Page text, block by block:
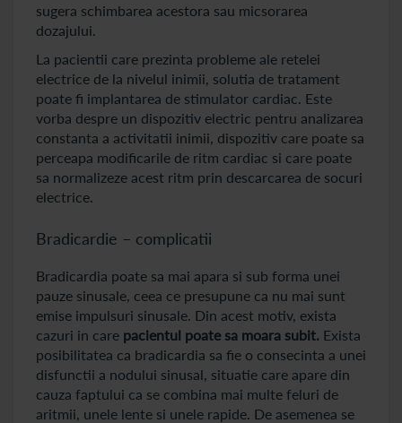
sugera schimbarea acestora sau micsorarea
dozajului.
La pacientii care prezinta probleme ale retelei
electrice de la nivelul inimii, solutia de tratament
poate fi implantarea de stimulator cardiac. Este
vorba despre un dispozitiv electric pentru analizarea
constanta a activitatii inimii, dispozitiv care poate sa
perceapa modificarile de ritm cardiac si care poate
sa normalizeze acest ritm prin descarcarea de socuri
electrice.
Bradicardie – complicatii
Bradicardia poate sa mai apara si sub forma unei
pauze sinusale, ceea ce presupune ca nu mai sunt
emise impulsuri sinusale. Din acest motiv, exista
cazuri in care pacientul poate sa moara subit. Exista
posibilitatea ca bradicardia sa fie o consecinta a unei
disfunctii a nodului sinusal, situatie care apare din
cauza faptului ca se combina mai multe feluri de
aritmii, unele lente si unele rapide. De asemenea se